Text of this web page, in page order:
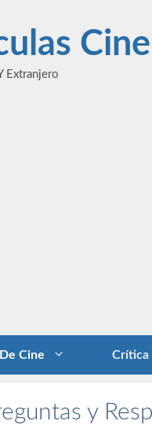
Extranjero
Cine Crítica
y